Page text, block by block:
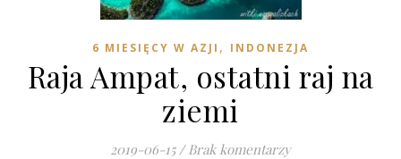
6 MIESIĘCY W AZJI , INDONEZJA
Raja Ampat, ostatni raj na
ziemi
2019-06-15 / Brak komentarzy